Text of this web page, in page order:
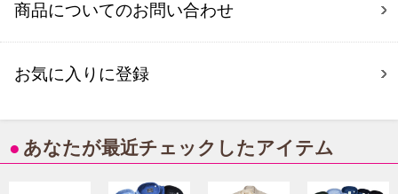
商品についてのお問い合わせ
お気に入りに登録
● あなたが最近チェックしたアイテム